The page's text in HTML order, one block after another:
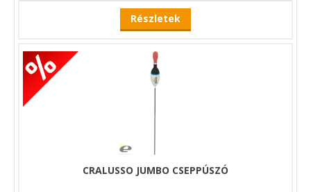
Részletek
CRALUSSO JUMBO CSEPPÚSZÓ